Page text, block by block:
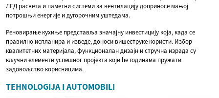
ЛЕД расвета и паметни системи за вентилацију доприносе мањој
потрошњи енергије и дугорочним уштедама.
Реновирање кухиње представља значајну инвестицију која, када се
правилно испланира и изведе, доноси вишеструке користи. Избор
квалитетних материјала, функционалан дизајн и стручна израда су
кључни елементи успешног пројекта који ће годинама пружати
задовољство корисницима.
TEHNOLOGIJA I AUTOMOBILI